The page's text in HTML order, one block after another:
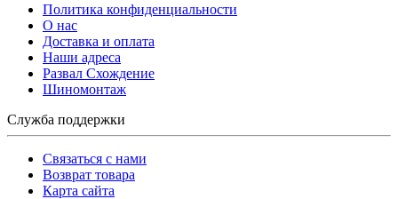
Политика конфиденциальности
O нас
Доставка и оплата
Наши адреса
Развал Схождение
Шиномонтаж
Служба поддержки
Связаться с нами
Возврат товара
Карта сайта